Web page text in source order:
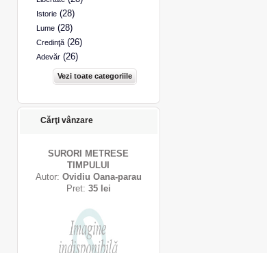
Istorie(28)
Lume(28)
Credinţă(26)
Adevăr(26)
Vezi toate categoriile
Cărţi vânzare
SURORI METRESE
TIMPULUI
Autor: Ovidiu Oana-parau
Pret: 35 lei